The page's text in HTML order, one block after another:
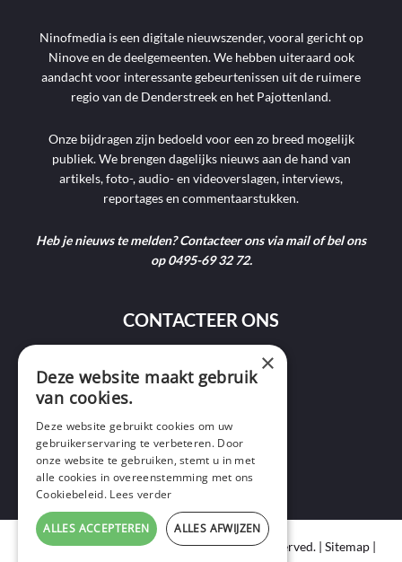
Ninofmedia is een digitale nieuwszender, vooral gericht op
Ninove en de deelgemeenten. We hebben uiteraard ook
aandacht voor interessante gebeurtenissen uit de ruimere
regio van de Denderstreek en het Pajottenland.
Onze bijdragen zijn bedoeld voor een zo breed mogelijk
publiek. We brengen dagelijks nieuws aan de hand van
artikels, foto-, audio- en videoverslagen, interviews,
reportages en commentaarstukken.
Heb je nieuws te melden? Contacteer ons via mail of bel ons
op 0495-69 32 72.
CONTACTEER ONS
9400 Ninove
+32 495 69 32 72
Copyright © 2020 Ninof Media. All Rights Reserved. | Sitemap|
×
Deze website maakt gebruik
van cookies.
Deze website gebruikt cookies om uw
gebruikerservaring te verbeteren. Door
onze website te gebruiken, stemt u in met
alle cookies in overeenstemming met ons
Cookiebeleid. Lees verder
ALLES ACCEPTEREN ALLES AFWIJZEN